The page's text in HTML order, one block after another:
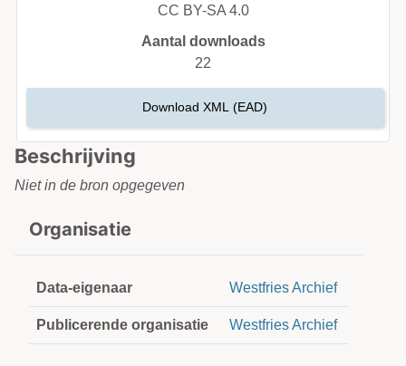
Beschrijving
Niet in de bron opgegeven
Organisatie
Data-eigenaar Westfries Archief
Publicerende organisatie Westfries Archief
CC BY-SA 4.0
Aantal downloads
22
Download XML (EAD)